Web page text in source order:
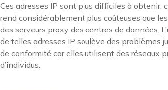
Ces adresses IP sont plus difficiles à obtenir,
rend considérablement plus coûteuses que
des serveurs proxy des centres de données.
de telles adresses IP soulève des problèmes
de conformité car elles utilisent des réseaux
d’individus.